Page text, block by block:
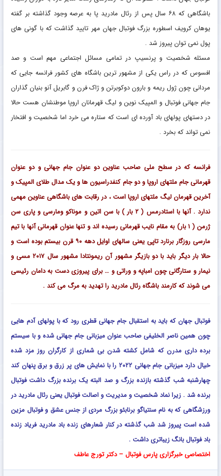
باشگاهی که ۶۸ سال پس از رئال مادرید پا به عرصه وجود گذاشته بر گفته
یوهان کرویف اسطوره بزرگ فوتبال جهان مهر تایید گذاشت که با گونی های
پول نمی توان پیروز شد .
مسئله شخصیت و پرنسیپ در تمامی مسائل اجتماعی مهم است و صد
افسوس که در راس یکی از مشهور ترین باشگاه های کشور فرانسه جایی که
مردانی چون ژول ریمه و بارون دوکوبرتن و ژاک فرن و گابریل آنو بنیان گذاران
جام جهانی فوتبال و المپیک نوین و لیگ قهرمانان اروپا موطنشان هست حالا
در دستهای پولهای باد آورده ای است که ستاره می خرد اما شخصیت و افتخار
نمی تواند که بخرد .
فرانسه که در سطح ملی صاحب عناوین دو عنوان جام جهانی و دو عنوان
قهرمانی جام ملتهای اروپا و دو جام کنفدراسیون ها و یک مدال طلای المپیک و
آخرین قهرمان لیگ ملتهای اروپا است ، در رقابت های باشگاهی عناوین مهمی
ندارد . آنها با استادرمس ( ۲ بار ) با سن اتین و موناکو ومارسی و پاری سن
ژرمن ( ۱ بار) به مقام نایب قهرمانی رسیده اند و تنها عنوان قهرمانی آنها با تیم
مارسی روزگار برنارد تاپی یعنی سالهای اوایل دهه ۹۰ قرن بیستم بوده است و
حالا بار دیگر باید با دو بازیگر مشهور آن ریمونتادا مشهور سال ۲۰۱۷ مسی و
نیمار و ستارگانی چون امباپه و وراتی و … برای پیروزی دست به دامان رئیسی
می شوند که کارمند باشگاه رئال مادرید را تهدید به مرگ می کند .
فوتبال جهان که باید به استقبال جام جهانی قطری رود که با پولهای آدم هایی
چون همین ناصر الخلیفی صاحب عنوان میزبانی جام جهانی شده و با سیستم
برده داری مدرن که شامل کشته شدن بی شماری از کارگران روز مزد شده
خیال دارد میزبانی جام جهانی ۲۰۲۲ را با نمایش های پر زرق و برق پنهان کند
چهارشنبه شب گذشته بازنده بزرگ و صد البته یک برنده بزرگ داشت فوتبال
برنده شد . زیرا نماد شخصیت و مدیریت و اصالت فوتبال یعنی رئال مادرید در
ورزشگاهی که به نام سنتیاگو برنابئو بزرگ مردی از جنس عشق و فوتبال مزین
شده است پیروز شد شب گذشته در کنار شعارهای زنده باد مادرید فریاد زنده
باد فوتبال بانگ زیباتری داشت .
اختصاصی خبرگزاری پارس فوتبال – دکتر تورج عاطف